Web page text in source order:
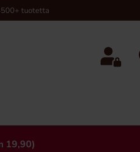
tuotetta
19,90)